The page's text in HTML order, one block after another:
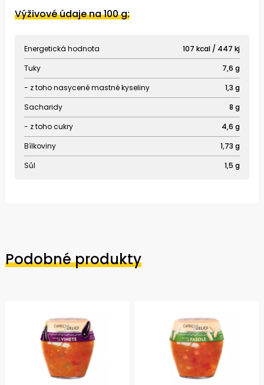
Výživové údaje na 100 g:
Energetická hodnota
107 kcal / 447 kj
Tuky
7,6 g
- z toho nasycené mastné kyseliny
1,3 g
Sacharidy
8 g
- z toho cukry
4,6 g
Bílkoviny
1,73 g
Sůl
1,5 g
Podobné produkty